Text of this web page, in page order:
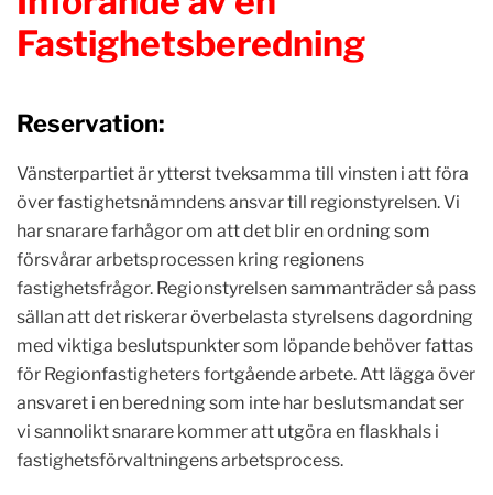
Fastighetsberedning
Reservation:
Vänsterpartiet är ytterst tveksamma till vinsten i att föra
över fastighetsnämndens ansvar till regionstyrelsen. Vi
har snarare farhågor om att det blir en ordning som
försvårar arbetsprocessen kring regionens
fastighetsfrågor. Regionstyrelsen sammanträder så pass
sällan att det riskerar överbelasta styrelsens dagordning
med viktiga beslutspunkter som löpande behöver fattas
för Regionfastigheters fortgående arbete. Att lägga över
ansvaret i en beredning som inte har beslutsmandat ser
vi sannolikt snarare kommer att utgöra en flaskhals i
fastighetsförvaltningens arbetsprocess.